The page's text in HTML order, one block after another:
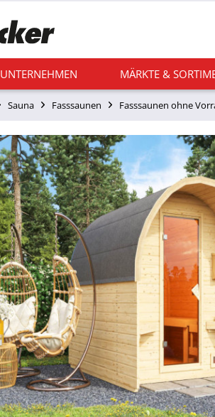
UNTERNEHMEN MÄRKTE &
Sauna Fasssaunen Fasssaunen ohne